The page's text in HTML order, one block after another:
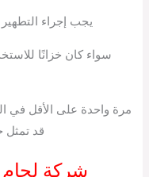
يجب إجراء
سواء كان خزانًا
مرة واحدة على الأقل في
قد تمثل
شركة